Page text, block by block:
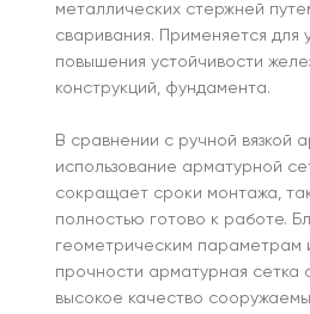
металлических стержней
сваривания. Применяется для
повышения устойчивости
конструкций, фундамента.
В сравнении с ручной вязкой
использование арматурной
сокращает сроки монтажа,
полностью готово к работе.
геометрическим параметрам
прочности арматурная сетка
высокое качество